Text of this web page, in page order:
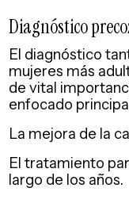
Diagnóstico
El diagnóstico
mujeres más
de vital
enfocado
La mejora de la
El tratamiento
largo de los años.